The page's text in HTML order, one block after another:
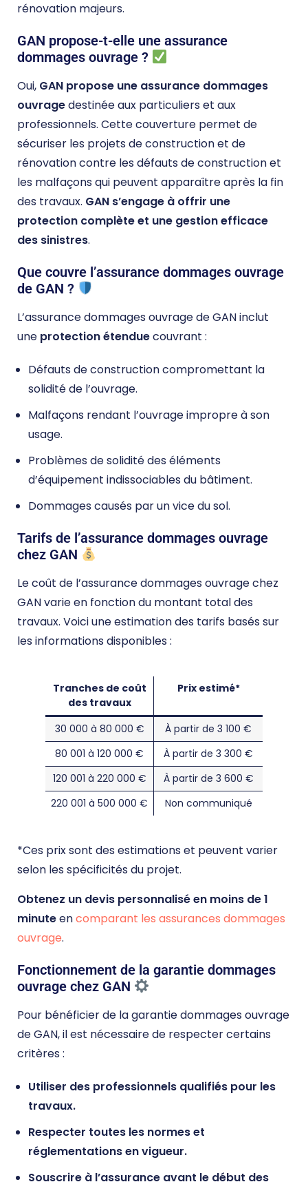
rénovation majeurs.
GAN propose-t-elle une assurance
dommages ouvrage ?
Oui, GAN propose une assurance dommages
ouvragedestinée aux particuliers et aux
professionnels. Cette couverture permet de
sécuriser les projets de construction et de
rénovation contre les défauts de construction et
les malfaçons qui peuvent apparaître après la fin
des travaux. GAN s’engage à offrir une
protection complète et une gestion efficace
des sinistres.
Que couvre l’assurance dommages ouvrage
de GAN ?
L’assurance dommages ouvrage de GAN inclut
une protection étenduecouvrant :
Défauts de construction compromettant la
solidité de l’ouvrage.
Malfaçons rendant l’ouvrage impropre à son
usage.
Problèmes de solidité des éléments
d’équipement indissociables du bâtiment.
Dommages causés par un vice du sol.
Tarifs de l’assurance dommages ouvrage
chez GAN
Le coût de l’assurance dommages ouvrage chez
GAN varie en fonction du montant total des
travaux. Voici une estimation des tarifs basés sur
les informations disponibles :
Tranches de coût
des travaux
Prix estimé*
30 000 à 80 000 €
À partir de 3 100 €
80 001 à 120 000 €
À partir de 3 300 €
120 001 à 220 000 €
À partir de 3 600 €
220 001 à 500 000 €
Non communiqué
*Ces prix sont des estimations et peuvent varier
selon les spécificités du projet.
Obtenez un devis personnalisé en moins de 1
minuteencomparant les assurances dommages
ouvrage.
Fonctionnement de la garantie dommages
ouvrage chez GAN
Pour bénéficier de la garantie dommages ouvrage
de GAN, il est nécessaire de respecter certains
critères :
Utiliser des professionnels qualifiés pour les
travaux.
Respecter toutes les normes et
réglementations en vigueur.
Souscrire à l’assurance avant le début des